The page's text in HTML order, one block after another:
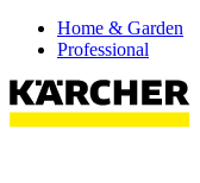
Home & Garden
Professional